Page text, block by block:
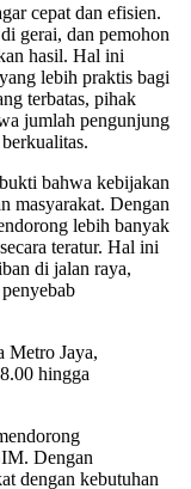
cepat dan efisien.
gerai, dan pemohon
hasil. Hal ini
lebih praktis bagi
terbatas, pihak
jumlah pengunjung
bahwa kebijakan
masyarakat. Dengan
lebih banyak
teratur. Hal ini
di jalan raya,
Metro Jaya,
hingga
Dengan
dengan kebutuhan